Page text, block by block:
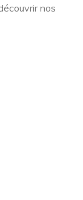
nos